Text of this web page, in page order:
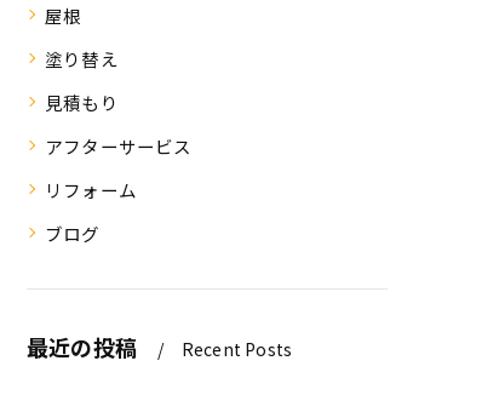
屋根
塗り替え
見積もり
アフターサービス
リフォーム
ブログ
最近の投稿 Recent Posts